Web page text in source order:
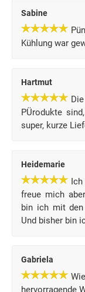
Sabine
Kühlung war
Hartmut
PÜrodukte
super, kurze
Heidemarie
freue mich
bin ich mit den
Und bisher bin
Gabriela
hervorragende